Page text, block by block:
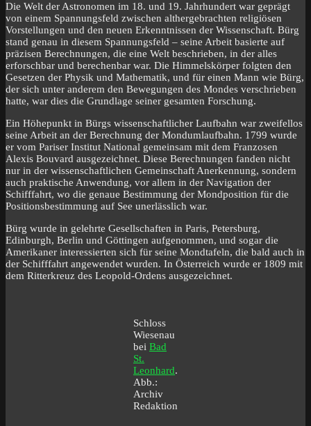
Die Welt der Astronomen im 18. und 19. Jahrhundert war geprägt
von einem Spannungsfeld zwischen althergebrachten religiösen
Vorstellungen und den neuen Erkenntnissen der Wissenschaft. Bürg
stand genau in diesem Spannungsfeld – seine Arbeit basierte auf
präzisen Berechnungen, die eine Welt beschrieben, in der alles
erforschbar und berechenbar war. Die Himmelskörper folgten den
Gesetzen der Physik und Mathematik, und für einen Mann wie Bürg,
der sich unter anderem den Bewegungen des Mondes verschrieben
hatte, war dies die Grundlage seiner gesamten Forschung.
Ein Höhepunkt in Bürgs wissenschaftlicher Laufbahn war zweifellos
seine Arbeit an der Berechnung der Mondumlaufbahn. 1799 wurde
er vom Pariser Institut National gemeinsam mit dem Franzosen
Alexis Bouvard ausgezeichnet. Diese Berechnungen fanden nicht
nur in der wissenschaftlichen Gemeinschaft Anerkennung, sondern
auch praktische Anwendung, vor allem in der Navigation der
Schifffahrt, wo die genaue Bestimmung der Mondposition für die
Positionsbestimmung auf See unerlässlich war.
Bürg wurde in gelehrte Gesellschaften in Paris, Petersburg,
Edinburgh, Berlin und Göttingen aufgenommen, und sogar die
Amerikaner interessierten sich für seine Mondtafeln, die bald auch in
der Schifffahrt angewendet wurden. In Österreich wurde er 1809 mit
dem Ritterkreuz des Leopold-Ordens ausgezeichnet.
Schloss
Wiesenau
bei Bad
St.
Leonhard.
Abb.:
Archiv
Redaktion